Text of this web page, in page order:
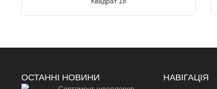
ОСТАННІ НОВИНИ НАВІГАЦІЯ